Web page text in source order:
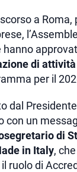
a Roma,
hanno
di
per il
dal
con un
di
in Italy,
ruolo di